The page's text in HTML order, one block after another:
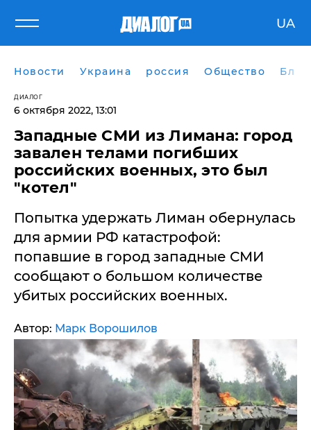
UA
Новости Украина россия Общество
ДИАЛОГ
6 октября 2022, 13:01
Западные СМИ из Лимана: город
завален телами погибших
российских военных, это был
"котел"
Попытка удержать Лиман обернулась
для армии РФ катастрофой:
попавшие в город западные СМИ
сообщают о большом количестве
убитых российских военных.
Автор: Марк Ворошилов